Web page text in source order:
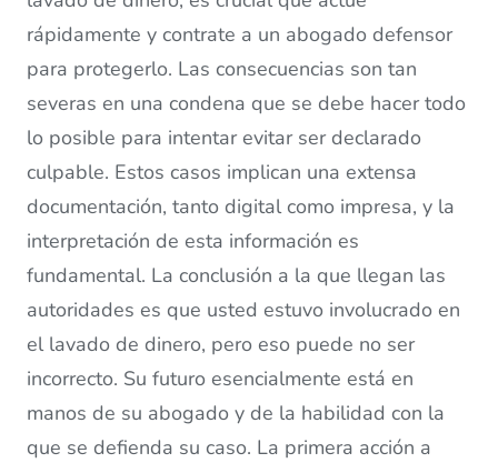
rápidamente y contrate a un abogado defensor
para protegerlo. Las consecuencias son tan
severas en una condena que se debe hacer todo
lo posible para intentar evitar ser declarado
culpable. Estos casos implican una extensa
documentación, tanto digital como impresa, y la
interpretación de esta información es
fundamental. La conclusión a la que llegan las
autoridades es que usted estuvo involucrado en
el lavado de dinero, pero eso puede no ser
incorrecto. Su futuro esencialmente está en
manos de su abogado y de la habilidad con la
que se defienda su caso. La primera acción a